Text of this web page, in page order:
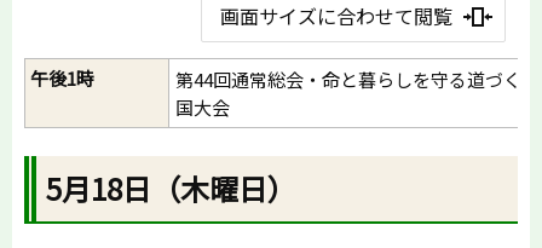
画面サイズに合わせて閲覧
午後1時
第44回通常総会・命と暮らしを守る道づく
国大会
5月18日（木曜日）